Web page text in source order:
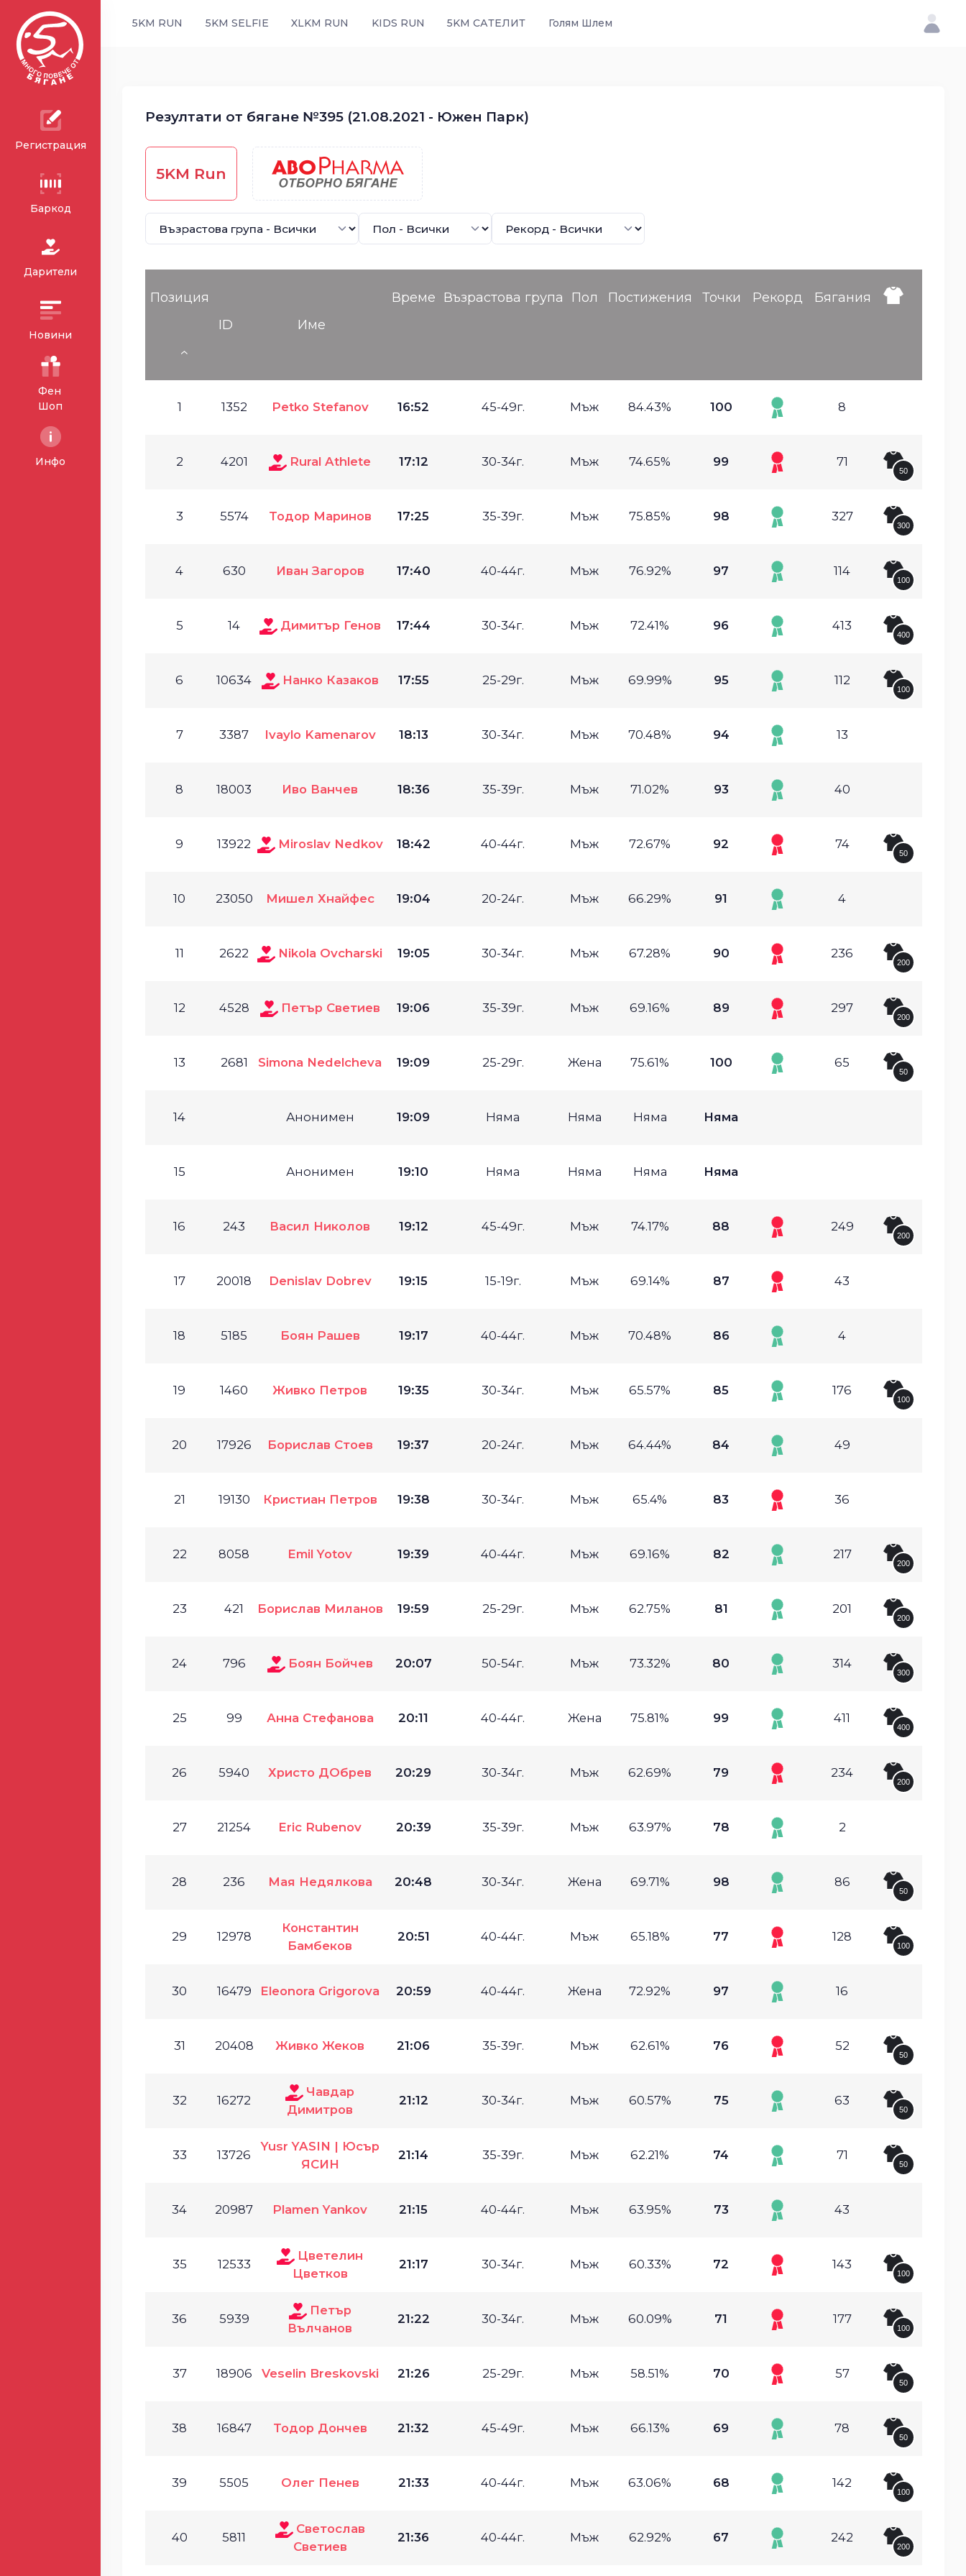
Регистрация
Баркод
Дарители
Новини
Фен
Шоп
Инфо
5KM RUN 5KM SELFIE XLKM RUN KIDS RUN 5KM САТЕЛИТ Голям Шлем
Резултати от бягане №395 (21.08.2021 - Южен Парк)
5KM Run
Позиция
ID
Име
Време Възрастова група Пол Постижения Точки Рекорд Бягания
1 1352 Petko Stefanov 16:52 45-49г. Мъж 84.43% 100 8
2 4201 Rural Athlete 17:12 30-34г. Мъж 74.65% 99 71
50
3 5574 Тодор Маринов 17:25 35-39г. Мъж 75.85% 98 327
300
4 630 Иван Загоров 17:40 40-44г. Мъж 76.92% 97 114
100
5 14 Димитър Генов 17:44 30-34г. Мъж 72.41% 96 413
400
6 10634 Нанко Казаков 17:55 25-29г. Мъж 69.99% 95 112
100
7 3387 Ivaylo Kamenarov 18:13 30-34г. Мъж 70.48% 94 13
8 18003 Иво Ванчев 18:36 35-39г. Мъж 71.02% 93 40
9 13922 Miroslav Nedkov 18:42 40-44г. Мъж 72.67% 92 74
50
10 23050 Мишел Хнайфес 19:04 20-24г. Мъж 66.29% 91 4
11 2622 Nikola Ovcharski 19:05 30-34г. Мъж 67.28% 90 236
200
12 4528 Петър Светиев 19:06 35-39г. Мъж 69.16% 89 297
200
13 2681 Simona Nedelcheva 19:09 25-29г. Жена 75.61% 100 65
50
14 Анонимен 19:09 Няма Няма Няма Няма
15 Анонимен 19:10 Няма Няма Няма Няма
16 243 Васил Николов 19:12 45-49г. Мъж 74.17% 88 249
200
17 20018 Denislav Dobrev 19:15 15-19г. Мъж 69.14% 87 43
18 5185 Боян Рашев 19:17 40-44г. Мъж 70.48% 86 4
19 1460 Живко Петров 19:35 30-34г. Мъж 65.57% 85 176
100
20 17926 Борислав Стоев 19:37 20-24г. Мъж 64.44% 84 49
21 19130 Кристиан Петров 19:38 30-34г. Мъж 65.4% 83 36
22 8058 Emil Yotov 19:39 40-44г. Мъж 69.16% 82 217
200
23 421 Борислав Миланов 19:59 25-29г. Мъж 62.75% 81 201
200
24 796 Боян Бойчев 20:07 50-54г. Мъж 73.32% 80 314
300
25 99 Анна Стефанова 20:11 40-44г. Жена 75.81% 99 411
400
26 5940 Христо ДОбрев 20:29 30-34г. Мъж 62.69% 79 234
200
27 21254 Eric Rubenov 20:39 35-39г. Мъж 63.97% 78 2
28 236 Мая Недялкова 20:48 30-34г. Жена 69.71% 98 86
50
29 12978
Константин
Бамбеков
20:51 40-44г. Мъж 65.18% 77 128
100
30 16479 Eleonora Grigorova 20:59 40-44г. Жена 72.92% 97 16
31 20408 Живко Жеков 21:06 35-39г. Мъж 62.61% 76 52
50
32 16272
Чавдар
Димитров
21:12 30-34г. Мъж 60.57% 75 63
50
33 13726
Yusr YASIN | Юсър
ЯСИН
21:14 35-39г. Мъж 62.21% 74 71
50
34 20987 Plamen Yankov 21:15 40-44г. Мъж 63.95% 73 43
35 12533
Цветелин
Цветков
21:17 30-34г. Мъж 60.33% 72 143
100
36 5939
Петър
Вълчанов
21:22 30-34г. Мъж 60.09% 71 177
100
37 18906 Veselin Breskovski 21:26 25-29г. Мъж 58.51% 70 57
50
38 16847 Тодор Дончев 21:32 45-49г. Мъж 66.13% 69 78
50
39 5505 Олег Пенев 21:33 40-44г. Мъж 63.06% 68 142
100
40 5811
Светослав
Светиев
21:36 40-44г. Мъж 62.92% 67 242
200